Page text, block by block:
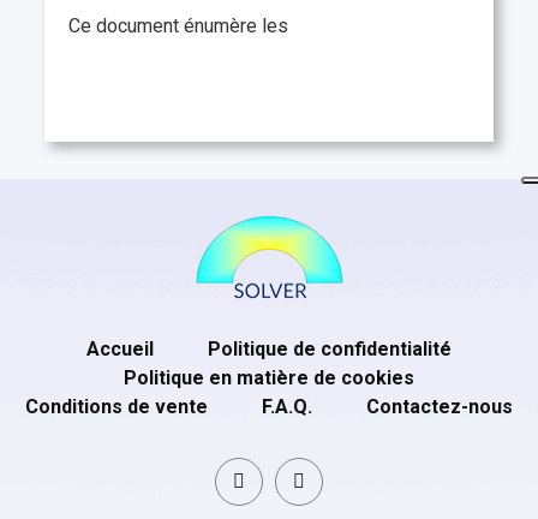
Ce document énumère les
Accueil
Politique de confidentialité
Politique en matière de cookies
Conditions de vente
F.A.Q. Contactez-nous